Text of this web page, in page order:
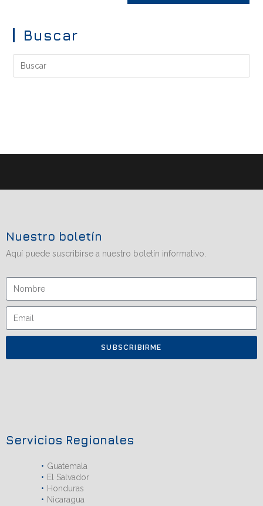
Buscar
Nuestro boletín
Aquí puede suscribirse a nuestro boletín informativo.
SUBSCRIBIRME
Servicios Regionales
Guatemala
El Salvador
Honduras
Nicaragua